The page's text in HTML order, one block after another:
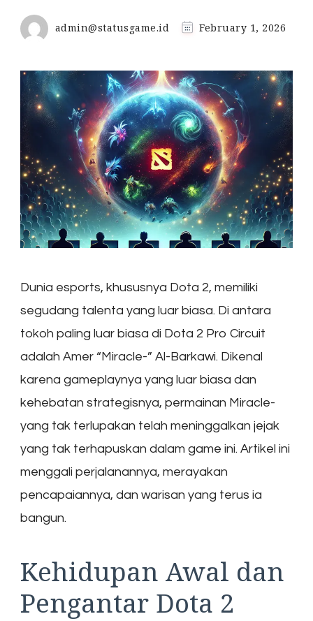
admin@statusgame.id February 1, 2026
Dunia esports, khususnya Dota 2, memiliki
segudang talenta yang luar biasa. Di antara
tokoh paling luar biasa di Dota 2 Pro Circuit
adalah Amer “Miracle-” Al-Barkawi. Dikenal
karena gameplaynya yang luar biasa dan
kehebatan strategisnya, permainan Miracle-
yang tak terlupakan telah meninggalkan jejak
yang tak terhapuskan dalam game ini. Artikel ini
menggali perjalanannya, merayakan
pencapaiannya, dan warisan yang terus ia
bangun.
Kehidupan Awal dan
Pengantar Dota 2